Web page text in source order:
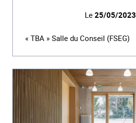
Le 25/05/2023
« TBA » Salle du Conseil (FSEG)